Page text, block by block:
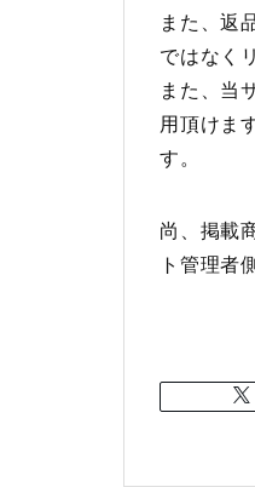
また、返
ではなく
また、当
用頂けま
す。
尚、掲載
ト管理者